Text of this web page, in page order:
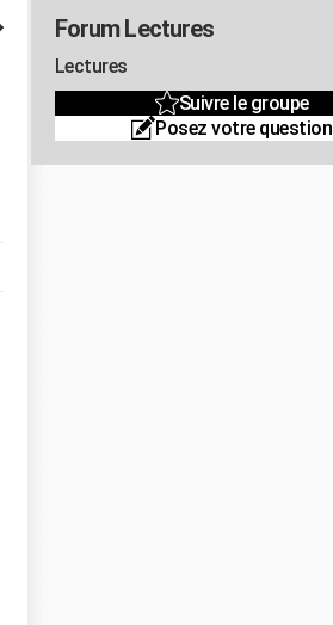
Forum Lectures
Lectures
Suivre le groupe
Posez votre question